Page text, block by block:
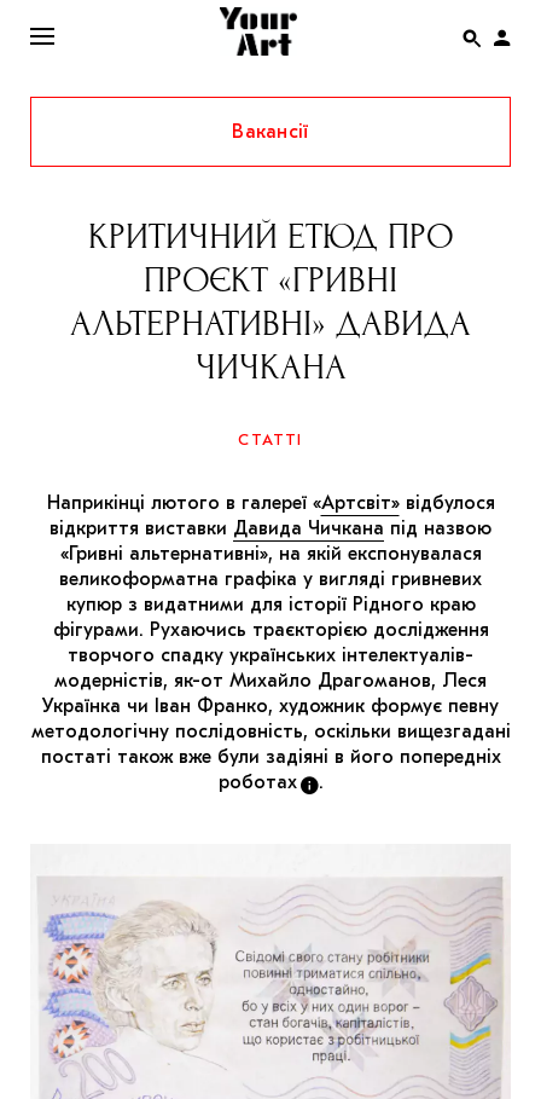
ENG
НОВИНИ
АФІША
ІНТЕРВ’Ю
СТАТТІ
КОЛОНКИ
СПЕЦПРОЄКТИ
2022
МАРІУПОЛЬСЬКІ МАРГІНАЛІЇ
ДОСЛІДНИЦЬКА ПЛАТФОРМА
ЗАПАЛЕННЯ
CARPATHIAN CULT ПРО РІЗДВЯНІ СВЯТА
Вакансії
КРИТИЧНИЙ ЕТЮД ПРО
ПРОЄКТ «ГРИВНІ
АЛЬТЕРНАТИВНІ» ДАВИДА
ЧИЧКАНА
СТАТТІ
Наприкінці лютого в галереї «Артсвіт»відбулося
відкриття виставки Давида Чичкана під назвою
«Гривні альтернативні», на якій експонувалася
великоформатна графіка у вигляді гривневих
купюр з видатними для історії Рідного краю
фігурами. Рухаючись траєкторією дослідження
творчого спадку українських інтелектуалів-
модерністів, як-от Михайло Драгоманов, Леся
Українка чи Іван Франко, художник формує певну
методологічну послідовність, оскільки вищезгадані
постаті також вже були задіяні в його попередніх
роботах
.